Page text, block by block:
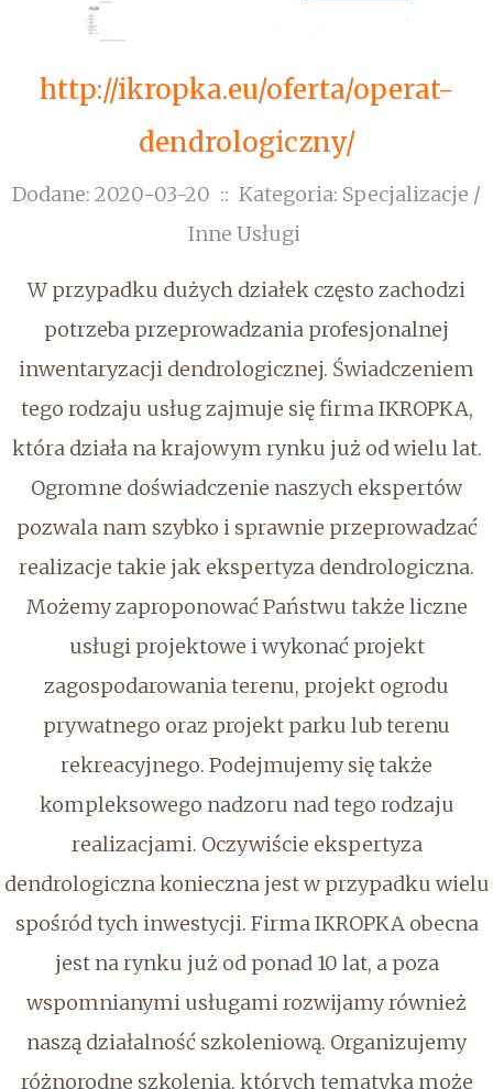
http://ikropka.eu/oferta/operat-
dendrologiczny/
Dodane: 2020-03-20 :: Kategoria: Specjalizacje /
Inne Usługi
W przypadku dużych działek często zachodzi
potrzeba przeprowadzania profesjonalnej
inwentaryzacji dendrologicznej. Świadczeniem
tego rodzaju usług zajmuje się firma IKROPKA,
która działa na krajowym rynku już od wielu lat.
Ogromne doświadczenie naszych ekspertów
pozwala nam szybko i sprawnie przeprowadzać
realizacje takie jak ekspertyza dendrologiczna.
Możemy zaproponować Państwu także liczne
usługi projektowe i wykonać projekt
zagospodarowania terenu, projekt ogrodu
prywatnego oraz projekt parku lub terenu
rekreacyjnego. Podejmujemy się także
kompleksowego nadzoru nad tego rodzaju
realizacjami. Oczywiście ekspertyza
dendrologiczna konieczna jest w przypadku wielu
spośród tych inwestycji. Firma IKROPKA obecna
jest na rynku już od ponad 10 lat, a poza
wspomnianymi usługami rozwijamy również
naszą działalność szkoleniową. Organizujemy
różnorodne szkolenia, których tematyka może